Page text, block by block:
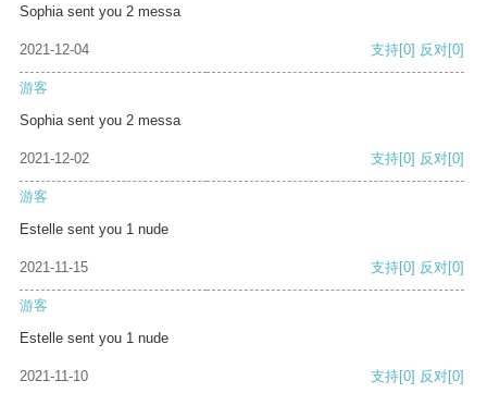
Sophia sent you 2 messa
2021-12-04 支持[0] 反对[0]
游客
Sophia sent you 2 messa
2021-12-02 支持[0] 反对[0]
游客
Estelle sent you 1 nude
2021-11-15 支持[0] 反对[0]
游客
Estelle sent you 1 nude
2021-11-10 支持[0] 反对[0]